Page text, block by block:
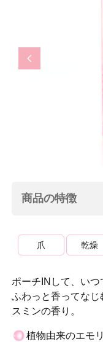
Previous
商品の特徴
爪 乾燥
ポーチINして、いつ
ふわっと香ってな
スミンの香り。
植物由来のエモ